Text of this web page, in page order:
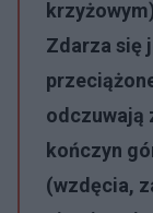
Zdarza się
odczuwają
kończyn
(wzdęcia,